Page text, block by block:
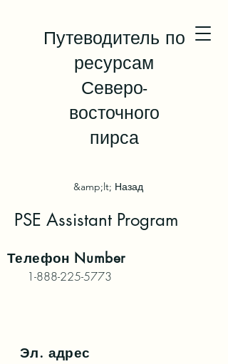
Путеводитель по
ресурсам
Северо-
восточного
пирса
&amp;lt; Назад
PSE Assistant Program
Телефон Number
1-888-225-5773
Эл. адрес